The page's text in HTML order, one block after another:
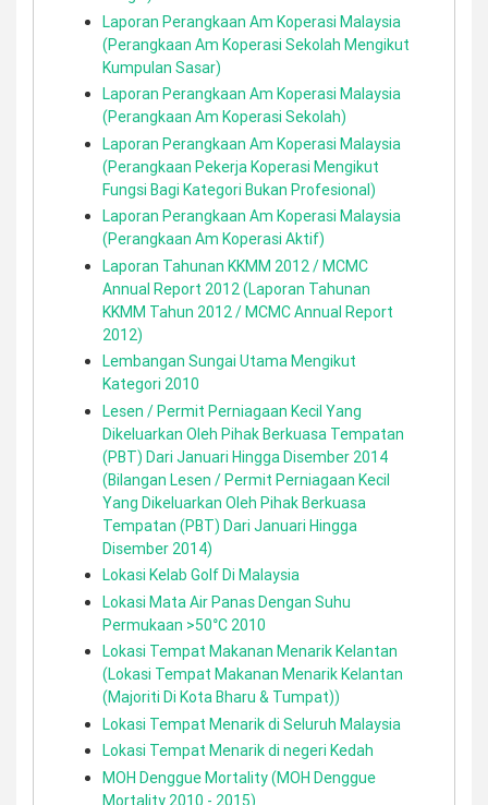
Laporan Perangkaan Am Koperasi Malaysia
(Perangkaan Am Koperasi Sekolah Mengikut
Kumpulan Sasar)
Laporan Perangkaan Am Koperasi Malaysia
(Perangkaan Am Koperasi Sekolah)
Laporan Perangkaan Am Koperasi Malaysia
(Perangkaan Pekerja Koperasi Mengikut
Fungsi Bagi Kategori Bukan Profesional)
Laporan Perangkaan Am Koperasi Malaysia
(Perangkaan Am Koperasi Aktif)
Laporan Tahunan KKMM 2012 / MCMC
Annual Report 2012 (Laporan Tahunan
KKMM Tahun 2012 / MCMC Annual Report
2012)
Lembangan Sungai Utama Mengikut
Kategori 2010
Lesen / Permit Perniagaan Kecil Yang
Dikeluarkan Oleh Pihak Berkuasa Tempatan
(PBT) Dari Januari Hingga Disember 2014
(Bilangan Lesen / Permit Perniagaan Kecil
Yang Dikeluarkan Oleh Pihak Berkuasa
Tempatan (PBT) Dari Januari Hingga
Disember 2014)
Lokasi Kelab Golf Di Malaysia
Lokasi Mata Air Panas Dengan Suhu
Permukaan >50°C 2010
Lokasi Tempat Makanan Menarik Kelantan
(Lokasi Tempat Makanan Menarik Kelantan
(Majoriti Di Kota Bharu & Tumpat))
Lokasi Tempat Menarik di Seluruh Malaysia
Lokasi Tempat Menarik di negeri Kedah
MOH Denggue Mortality (MOH Denggue
Mortality 2010 - 2015)